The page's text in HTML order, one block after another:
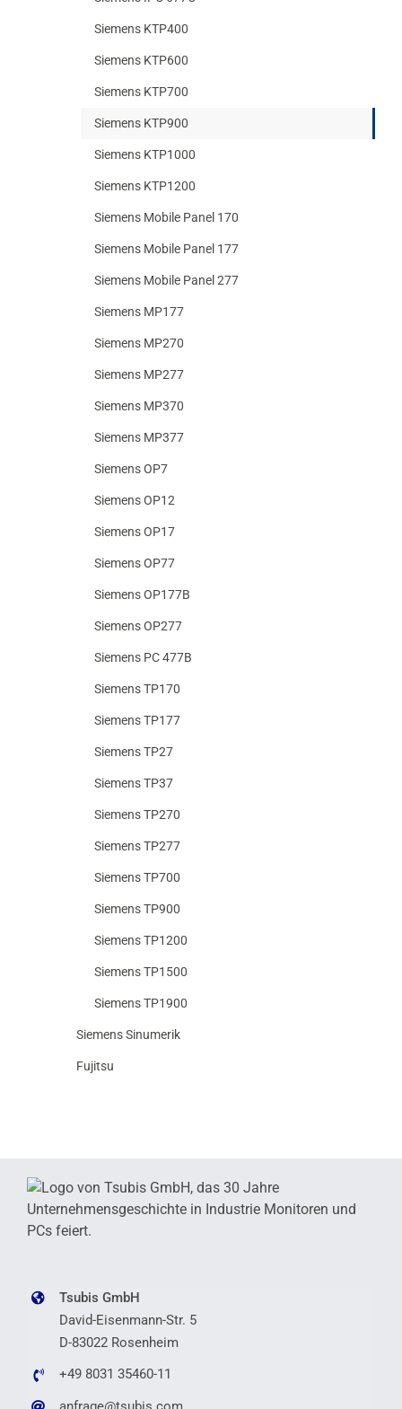
Siemens KTP400
Siemens KTP600
Siemens KTP700
Siemens KTP900
Siemens KTP1000
Siemens KTP1200
Siemens Mobile Panel 170
Siemens Mobile Panel 177
Siemens Mobile Panel 277
Siemens MP177
Siemens MP270
Siemens MP277
Siemens MP370
Siemens MP377
Siemens OP7
Siemens OP12
Siemens OP17
Siemens OP77
Siemens OP177B
Siemens OP277
Siemens PC 477B
Siemens TP170
Siemens TP177
Siemens TP27
Siemens TP37
Siemens TP270
Siemens TP277
Siemens TP700
Siemens TP900
Siemens TP1200
Siemens TP1500
Siemens TP1900
Siemens Sinumerik
Fujitsu
Tsubis GmbH
David-Eisenmann-Str. 5
D-83022 Rosenheim
+49 8031 35460-11